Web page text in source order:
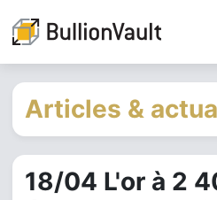
Articles &
18/04 L'or à 2